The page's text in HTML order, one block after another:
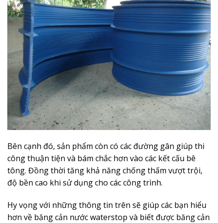
Bên cạnh đó, sản phẩm còn có các đường gân giúp thi
công thuận tiện và bám chắc hơn vào các kết cấu bê
tông. Đồng thời tăng khả năng chống thấm vượt trội,
độ bền cao khi sử dụng cho các công trình.
Hy vọng với những thông tin trên sẽ giúp các bạn hiểu
hơn về băng cản nước waterstop và biết được băng cản